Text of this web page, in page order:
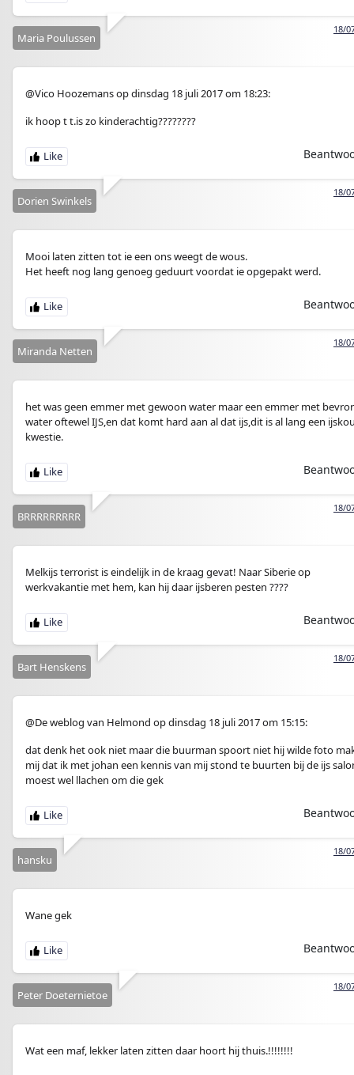
18/
Maria Poulussen
@Vico Hoozemans op dinsdag 18 juli 2017 om 18:23:
ik hoop t t.is zo kinderachtig????????
18/
Dorien Swinkels
Mooi laten zitten tot ie een ons weegt de wous.
Het heeft nog lang genoeg geduurt voordat ie opgepakt werd.
18/
Miranda Netten
het was geen emmer met gewoon water maar een emmer met
water oftewel IJS,en dat komt hard aan al dat ijs,dit is al lang een
kwestie.
18/
BRRRRRRRRR
Melkijs terrorist is eindelijk in de kraag gevat! Naar Siberie op
werkvakantie met hem, kan hij daar ijsberen pesten ????
18/
Bart Henskens
@De weblog van Helmond op dinsdag 18 juli 2017 om 15:15:
dat denk het ook niet maar die buurman spoort niet hij wilde foto
mij dat ik met johan een kennis van mij stond te buurten bij de ijs
moest wel llachen om die gek
18/
hansku
Wane gek
18/
Peter Doeternietoe
Wat een maf, lekker laten zitten daar hoort hij thuis.!!!!!!!!